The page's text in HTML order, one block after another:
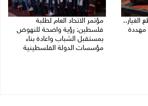
مهددة
مؤتمر الاتحاد العام لطلبة
فلسطين: رؤية واضحة للنهوض
بمستقبل الشباب واعادة بناء
مؤسسات الدولة الفلسطينية